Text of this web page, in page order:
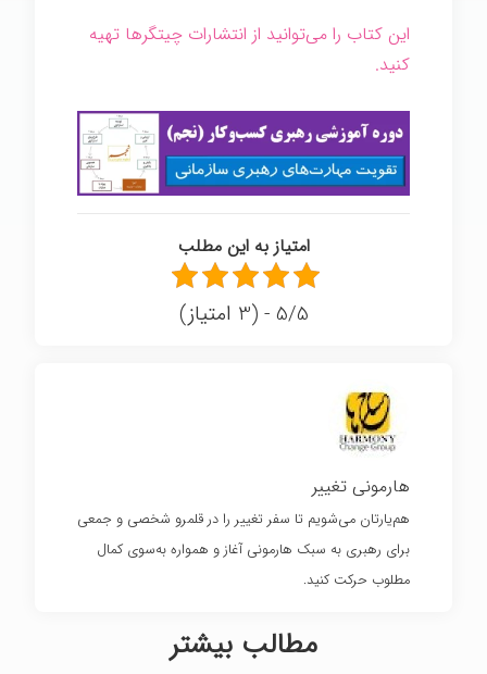
این کتاب را می‌توانید از انتشارات چیتگرها تهیه
کنید.
امتیاز به این مطلب
5/5 - (3 امتیاز)
هارمونی تغییر
هم‌یارتان می‌شویم تا سفر تغییر را در قلمرو شخصی و جمعی
برای رهبری به سبک هارمونی آغاز و همواره به‌سوی کمال
مطلوب حرکت کنید.
مطالب بیشتر